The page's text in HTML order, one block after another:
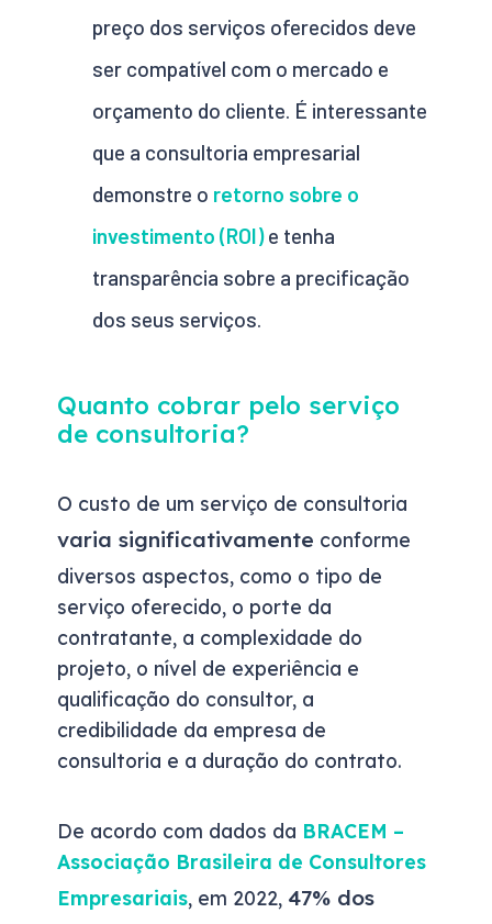
preço dos serviços oferecidos deve
ser compatível com o mercado e
orçamento do cliente. É interessante
que a consultoria empresarial
demonstre o retorno sobre o
investimento (ROI)e tenha
transparência sobre a precificação
dos seus serviços.
Quanto cobrar pelo serviço
de consultoria?
O custo de um serviço de consultoria
varia significativamente conforme
diversos aspectos, como o tipo de
serviço oferecido, o porte da
contratante, a complexidade do
projeto, o nível de experiência e
qualificação do consultor, a
credibilidade da empresa de
consultoria e a duração do contrato.
De acordo com dados da BRACEM –
Associação Brasileira de Consultores
Empresariais, em 2022, 47% dos